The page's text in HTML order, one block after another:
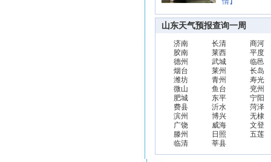
山东天气预报查询一周
济南 长清
商河
胶南
莱西
平度
德州
武城
临邑
烟台
莱州
长岛
潍坊
青州
寿光
微山
鱼台
兖州
肥城
东平
宁阳
费县
沂水
菏泽
滨州
博兴
无棣
广饶
威海
文登
滕州
日照
五莲
临清
莘县